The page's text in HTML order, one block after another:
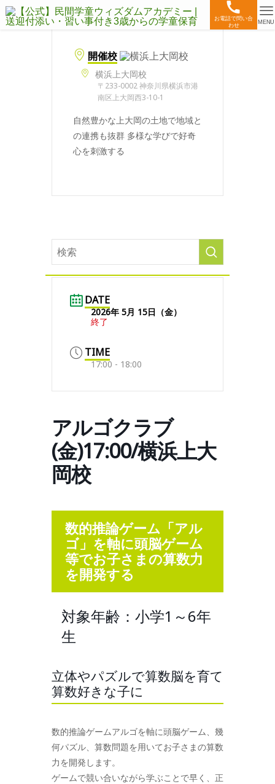
お電話で問い合
わせ
MENU
開催校
横浜上大岡校
〒233-0002 神奈川県横浜市港
南区上大岡西3-10-1
自然豊かな上大岡の土地で地域と
の連携も抜群 多様な学びで好奇
心を刺激する
DATE
2026年 5月 15日（金）
終了
TIME
17:00 - 18:00
アルゴクラブ
(金)17:00/横浜上大
岡校
数的推論ゲーム「アル
ゴ」を軸に頭脳ゲーム
等でお子さまの算数力
を開発する
対象年齢：小学1～6年
生
立体やパズルで算数脳を育て
算数好きな子に
数的推論ゲームアルゴを軸に頭脳ゲーム、幾
何パズル、算数問題を用いてお子さまの算数
力を開発します。
ゲームで競い合いながら学ぶことで早く、正